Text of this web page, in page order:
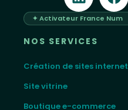
✦ Activateur France Num
NOS SERVICES
Création de sites internet
Site vitrine
Boutique e-commerce